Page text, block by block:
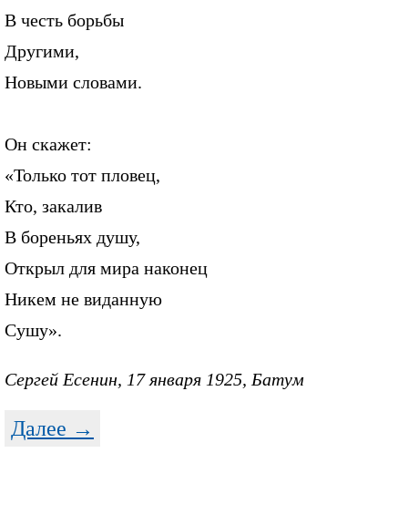
В честь борьбы
Другими,
Новыми словами.
Он скажет:
«Только тот пловец,
Кто, закалив
В бореньях душу,
Открыл для мира наконец
Никем не виданную
Сушу».
Сергей Есенин, 17 января 1925, Батум
Далее →